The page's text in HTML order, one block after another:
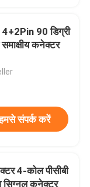
90 डिग्री
समाक्षीय कनेक्टर
संपर्क करें
4-कोल पीसीबी
सिग्नल कनेक्टर